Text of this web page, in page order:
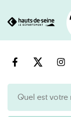
au
Cookies et